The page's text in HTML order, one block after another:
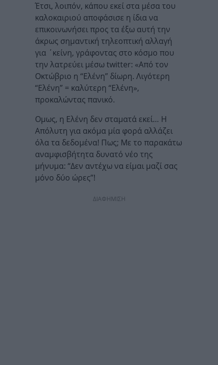
Έτσι, λοιπόν, κάπου εκεί στα μέσα του
καλοκαιριού αποφάσισε η ίδια να
επικοινωνήσει προς τα έξω αυτή την
άκρως σημαντική τηλεοπτική αλλαγή
για ΄κείνη, γράφοντας στο κόσμο που
την λατρεύει μέσω twitter: «Από τον
Οκτώβριο η “Ελένη” δίωρη. Λιγότερη
“Ελένη” = καλύτερη “Ελένη»,
προκαλώντας πανικό.
Ομως, η Ελένη δεν σταματά εκεί… Η
Απόλυτη για ακόμα μία φορά αλλάζει
όλα τα δεδομένα! Πως; Με το παρακάτω
αναμφισβήτητα δυνατό νέο της
μήνυμα: “Δεν αντέχω να είμαι μαζί σας
μόνο δύο ώρες”!
ΔΙΑΦΗΜΙΣΗ